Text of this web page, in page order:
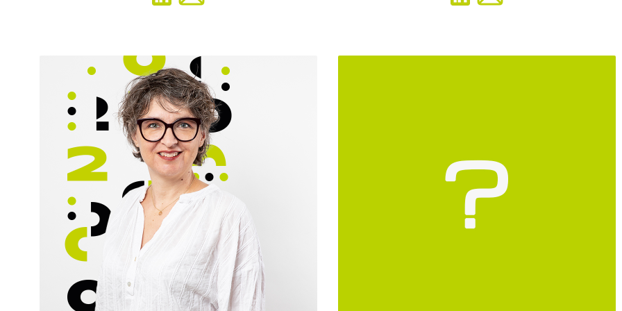
«Lorsque deux forces sont jointes, leur efficacité
Mon parcours
Titulaire du DESS droit et fiscalité de l’entreprise et
du DU de juriste d’entreprise, je suis également
diplômée du Magistère Droit des affaires,
Fiscalité, Comptabilité. Après avoir exercé
pendant 10 ans comme avocate au barreau de
Marseille, j’ai obtenu le Master Comptabilité
Gestion Audit.
Mes missions
Depuis 10 ans, au sein de C2GA, j’accompagne
les entreprises à chaque étape de leur
pas
vous
?